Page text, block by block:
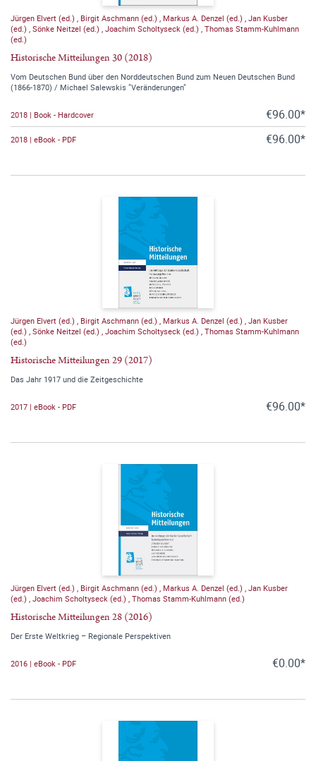
Jürgen Elvert (ed.) , Birgit Aschmann (ed.) , Markus A. Denzel (ed.) , Jan Kusber
(ed.) , Sönke Neitzel (ed.) , Joachim Scholtyseck (ed.) , Thomas Stamm-Kuhlmann
(ed.)
Historische Mitteilungen 30 (2018)
Vom Deutschen Bund über den Norddeutschen Bund zum Neuen Deutschen Bund
(1866-1870) / Michael Salewskis "Veränderungen"
2018 | Book - Hardcover €96.00*
2018 | eBook - PDF €96.00*
Jürgen Elvert (ed.) , Birgit Aschmann (ed.) , Markus A. Denzel (ed.) , Jan Kusber
(ed.) , Sönke Neitzel (ed.) , Joachim Scholtyseck (ed.) , Thomas Stamm-Kuhlmann
(ed.)
Historische Mitteilungen 29 (2017)
Das Jahr 1917 und die Zeitgeschichte
2017 | eBook - PDF €96.00*
Jürgen Elvert (ed.) , Birgit Aschmann (ed.) , Markus A. Denzel (ed.) , Jan Kusber
(ed.) , Joachim Scholtyseck (ed.) , Thomas Stamm-Kuhlmann (ed.)
Historische Mitteilungen 28 (2016)
Der Erste Weltkrieg – Regionale Perspektiven
2016 | eBook - PDF €0.00*